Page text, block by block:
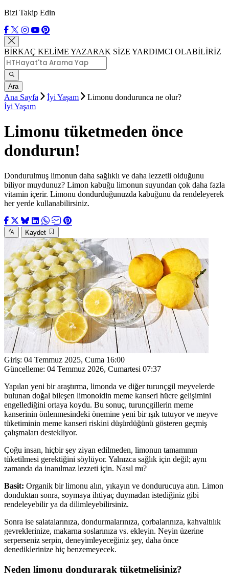
Bizi Takip Edin
BİRKAÇ KELİME YAZARAK SİZE YARDIMCI OLABİLİRİZ
Ara
Ana Sayfa İyi Yaşam
Limonu dondurunca ne olur?
İyi Yaşam
Limonu tüketmeden önce
dondurun!
Dondurulmuş limonun daha sağlıklı ve daha lezzetli olduğunu
biliyor muydunuz? Limon kabuğu limonun suyundan çok daha fazla
vitamin içerir. Limonu dondurduğunuzda kabuğunu da rendeleyerek
her yerde kullanabilirsiniz.
Kaydet
Giriş: 04 Temmuz 2025, Cuma 16:00
Güncelleme: 04 Temmuz 2026, Cumartesi 07:37
Yapılan yeni bir araştırma, limonda ve diğer turunçgil meyvelerde
bulunan doğal bileşen limonoidin meme kanseri hücre gelişimini
engellediğini ortaya koydu. Bu sonuç, turunçgillerin meme
kanserinin önlenmesindeki önemine yeni bir ışık tutuyor ve meyve
tüketiminin meme kanseri riskini düşürdüğünü gösteren geçmiş
çalışmaları destekliyor.
Çoğu insan, hiçbir şey ziyan edilmeden, limonun tamamının
tüketilmesi gerektiğini söylüyor. Yalnızca sağlık için değil; aynı
zamanda da inanılmaz lezzeti için. Nasıl mı?
Basit: Organik bir limonu alın, yıkayın ve dondurucuya atın. Limon
donduktan sonra, soymaya ihtiyaç duymadan istediğiniz gibi
rendeleyebilir ya da dilimleyebilirsiniz.
Sonra ise salatalarınıza, dondurmalarınıza, çorbalarınıza, kahvaltılık
gevreklerinize, makarna soslarınıza vs. ekleyin. Neyin üzerine
serperseniz serpin, deneyimleyeceğiniz şey, daha önce
denediklerinize hiç benzemeyecek.
Neden limonu dondurarak tüketmelisiniz?